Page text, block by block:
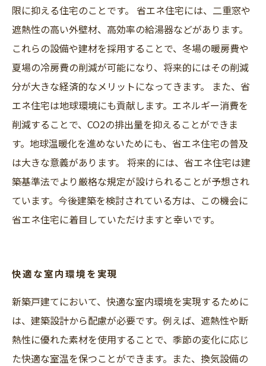
限に抑える住宅のことです。 省エネ住宅には、二重窓や
遮熱性の高い外壁材、高効率の給湯器などがあります。
これらの設備や建材を採用することで、冬場の暖房費や
夏場の冷房費の削減が可能になり、将来的にはその削減
分が大きな経済的なメリットになってきます。 また、省
エネ住宅は地球環境にも貢献します。エネルギー消費を
削減することで、CO2の排出量を抑えることができま
す。地球温暖化を進めないためにも、省エネ住宅の普及
は大きな意義があります。 将来的には、省エネ住宅は建
築基準法でより厳格な規定が設けられることが予想され
ています。今後建築を検討されている方は、この機会に
省エネ住宅に着目していただけますと幸いです。
快適な室内環境を実現
新築戸建てにおいて、快適な室内環境を実現するために
は、建築設計から配慮が必要です。例えば、遮熱性や断
熱性に優れた素材を使用することで、季節の変化に応じ
た快適な室温を保つことができます。また、換気設備の